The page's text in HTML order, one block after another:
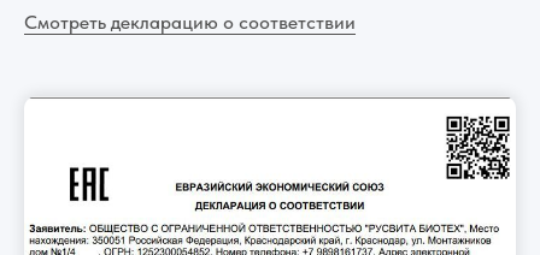
Смотреть декларацию о соответствии